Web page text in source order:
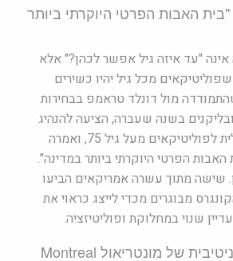
האבות הפרטי היוקרתי ביותר
"עד איזה גיל אפשר לכהן?" אלא
מכל גיל יהיו כשירים
מול דונלד טראמפ בבחירות
בשנה שעברה, הציעה להנהיג
מבחני כשירות מנטלית לפוליטיקאים מעל גיל 75, ואמרה
הפרטי היוקרתי ביותר במדינה".
שישה מתוך עשרה אמריקאים הביעו
מבוגרים מכדי לייצג כראוי את
שנוי במחלוקת ופוליטיזציה.
של מונטריאולMontreal